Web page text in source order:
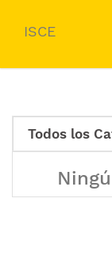
ISCE
Todos los